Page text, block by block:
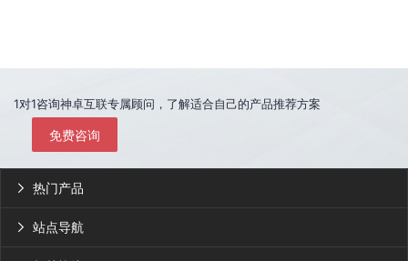
1对1咨询神卓互联专属顾问，了解适合自己的产品推荐方案
免费咨询
热门产品

站点导航
